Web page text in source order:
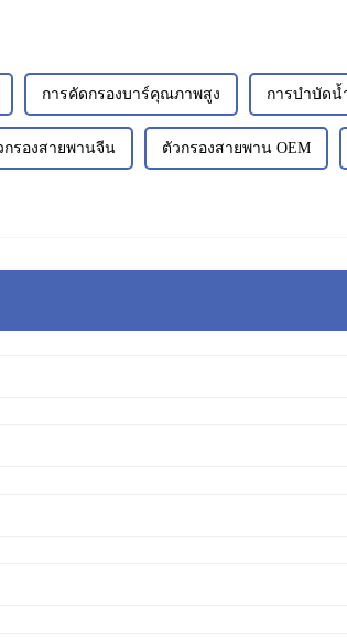
การคัดกรองบาร์คุณภาพสูง การบำบัดน้
กรองสายพานจีน ตัวกรองสายพาน OEM